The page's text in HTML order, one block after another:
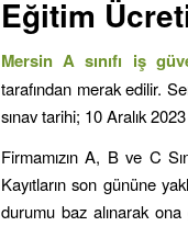
Eğitim
Mersin A sınıfı iş
tarafından merak edilir.
sınav tarihi; 10 Aralık
Firmamızın A, B ve C
Kayıtların son gününe
durumu baz alınarak ona